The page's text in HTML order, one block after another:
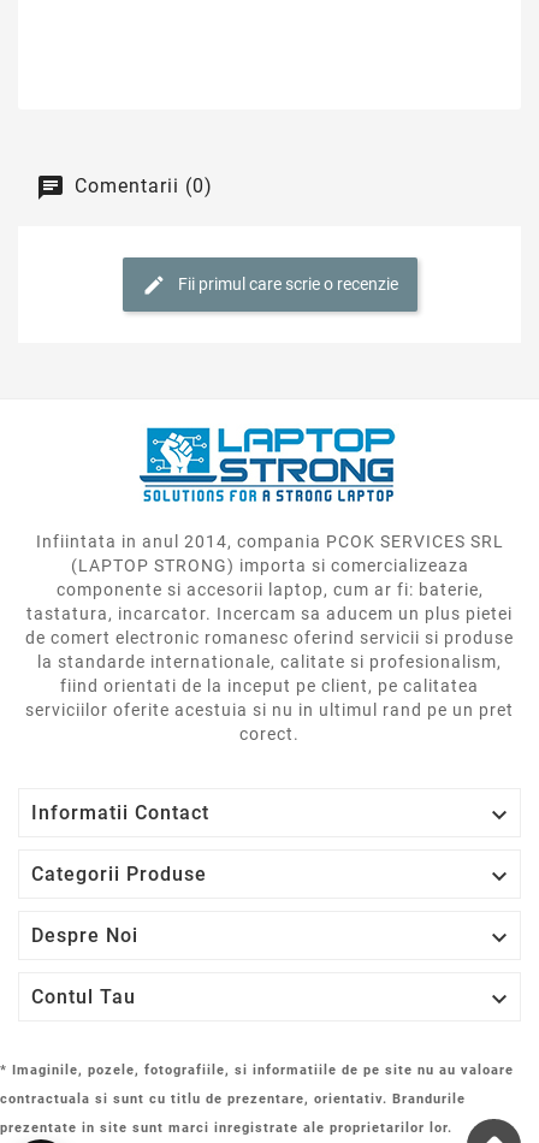
Comentarii (0)
Fii primul care scrie o recenzie
Infiintata in anul 2014, compania PCOK SERVICES SRL
(LAPTOP STRONG) importa si comercializeaza
componente si accesorii laptop, cum ar fi: baterie,
tastatura, incarcator. Incercam sa aducem un plus pietei
de comert electronic romanesc oferind servicii si produse
la standarde internationale, calitate si profesionalism,
fiind orientati de la inceput pe client, pe calitatea
serviciilor oferite acestuia si nu in ultimul rand pe un pret
corect.
Informatii Contact 
Categorii Produse 
Despre Noi 
Contul Tau 
* Imaginile, pozele, fotografiile, si informatiile de pe site nu au valoare
contractuala si sunt cu titlu de prezentare, orientativ. Brandurile
prezentate in site sunt marci inregistrate ale proprietarilor lor.